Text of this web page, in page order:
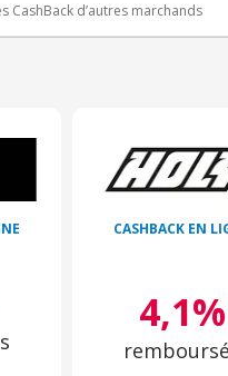
d’autres marchands
CASHBACK EN
4,1%